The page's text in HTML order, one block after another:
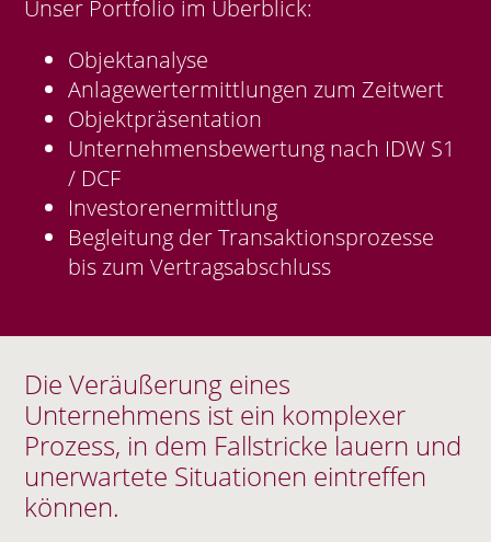
Unser Portfolio im Überblick:
Objektanalyse
Anlagewertermittlungen zum Zeitwert
Objektpräsentation
Unternehmensbewertung nach IDW S1
/ DCF
Investorenermittlung
Begleitung der Transaktionsprozesse
bis zum Vertragsabschluss
Die Veräußerung eines
Unternehmens ist ein komplexer
Prozess, in dem Fallstricke lauern und
unerwartete Situationen eintreffen
können.